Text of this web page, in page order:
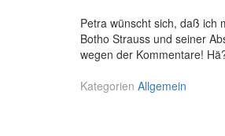
Petra wünscht sich, daß ich
Botho Strauss und seiner
wegen der Kommentare!
Kategorien Allgemein